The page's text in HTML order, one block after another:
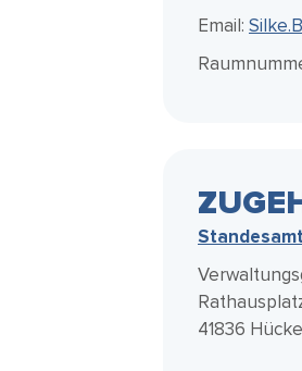
Email:
41836